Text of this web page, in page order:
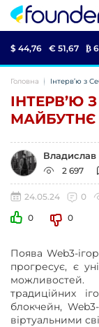
$ 44,76 € 51,67 ₿
Головна Інтерв’ю з
ІНТЕРВ’Ю
МАЙБУТНЄ
Владислав
2 697
24.05.24 0
0
0
Поява Web3-
прогресує, є
традиційних
блокчейн,
віртуальними